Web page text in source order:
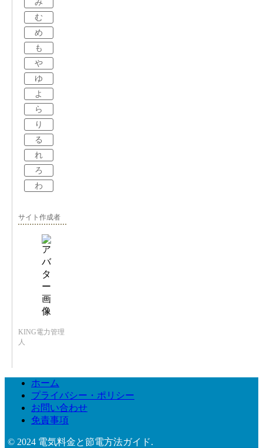
み
む
め
も
や
ゆ
よ
ら
り
る
れ
ろ
わ
サイト作成者
KING電力管理
人
ホーム
プライバシー・ポリシー
お問い合わせ
免責事項
© 2024 電気料金と節電方法ガイド.